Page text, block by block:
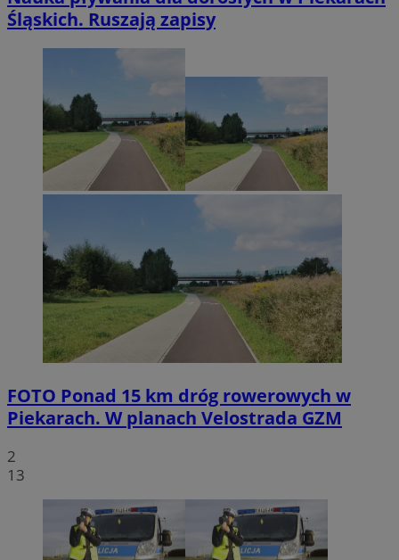
Śląskich. Ruszają zapisy
FOTO Ponad 15 km dróg rowerowych w
Piekarach. W planach Velostrada GZM
2
13